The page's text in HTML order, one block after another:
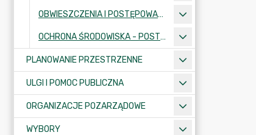
OBWIESZCZENIA I POSTĘPOWANIA ADMINISTRACYJNE
OCHRONA ŚRODOWISKA - POSTĘPOWANIA I INFORMACJE
PLANOWANIE PRZESTRZENNE
ULGI I POMOC PUBLICZNA
ORGANIZACJE POZARZĄDOWE
WYBORY